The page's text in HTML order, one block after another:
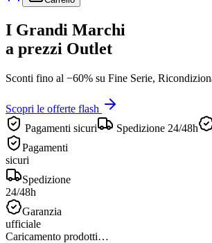
I Grandi Marchi
a prezzi Outlet
Sconti fino al −60% su Fine Serie,
Scopri le offerte flash
Pagamenti sicuri
Spedizione 24/48h
Pagamenti
sicuri
Spedizione
24/48h
Garanzia
ufficiale
Caricamento prodotti…